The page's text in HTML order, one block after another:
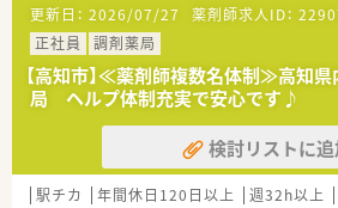
■近隣の居宅への在宅訪問業務にも対
献しながら多職種連携の経験を積むこ
【法人特徴について】
■よく働き、よく遊び、よく学ぶことを
化に合わせた攻めの経営を目指して
■開業当初から20年以上にわたり在宅
これまでに400件以上の実績を誇る地
■年に1回社長が従業員全員と面談を行
更新日： 2026/07/27 薬剤師求人ID：
正社員
調剤薬局
【高知市】≪薬剤師複数名体制≫高知
局 ヘルプ体制充実で安心です♪
検討リストに追
駅チカ 年間休日120日以上 週32h以上